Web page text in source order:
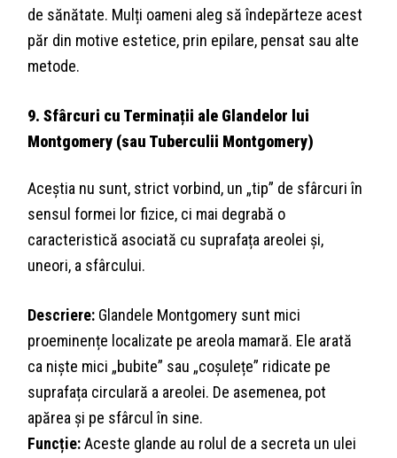
de sănătate. Mulți oameni aleg să îndepărteze acest
păr din motive estetice, prin epilare, pensat sau alte
metode.
9. Sfârcuri cu Terminații ale Glandelor lui
Montgomery (sau Tuberculii Montgomery)
Aceștia nu sunt, strict vorbind, un „tip” de sfârcuri în
sensul formei lor fizice, ci mai degrabă o
caracteristică asociată cu suprafața areolei și,
uneori, a sfârcului.
Descriere: Glandele Montgomery sunt mici
proeminențe localizate pe areola mamară. Ele arată
ca niște mici „bubite” sau „coșulețe” ridicate pe
suprafața circulară a areolei. De asemenea, pot
apărea și pe sfârcul în sine.
Funcție:Aceste glande au rolul de a secreta un ulei